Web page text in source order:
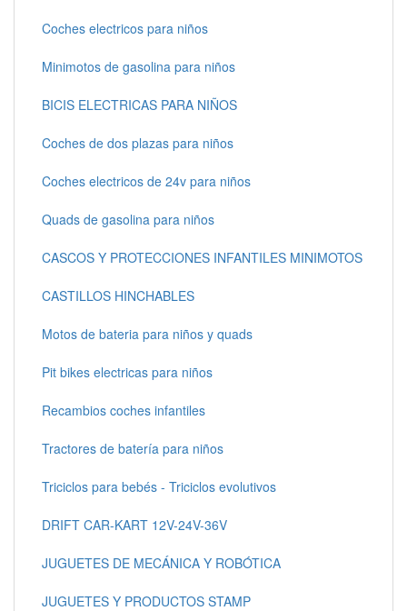
Coches electricos para niños
Minimotos de gasolina para niños
BICIS ELECTRICAS PARA NIÑOS
Coches de dos plazas para niños
Coches electricos de 24v para niños
Quads de gasolina para niños
CASCOS Y PROTECCIONES INFANTILES MINIMOTOS
CASTILLOS HINCHABLES
Motos de bateria para niños y quads
Pit bikes electricas para niños
Recambios coches infantiles
Tractores de batería para niños
Triciclos para bebés - Triciclos evolutivos
DRIFT CAR-KART 12V-24V-36V
JUGUETES DE MECÁNICA Y ROBÓTICA
JUGUETES Y PRODUCTOS STAMP